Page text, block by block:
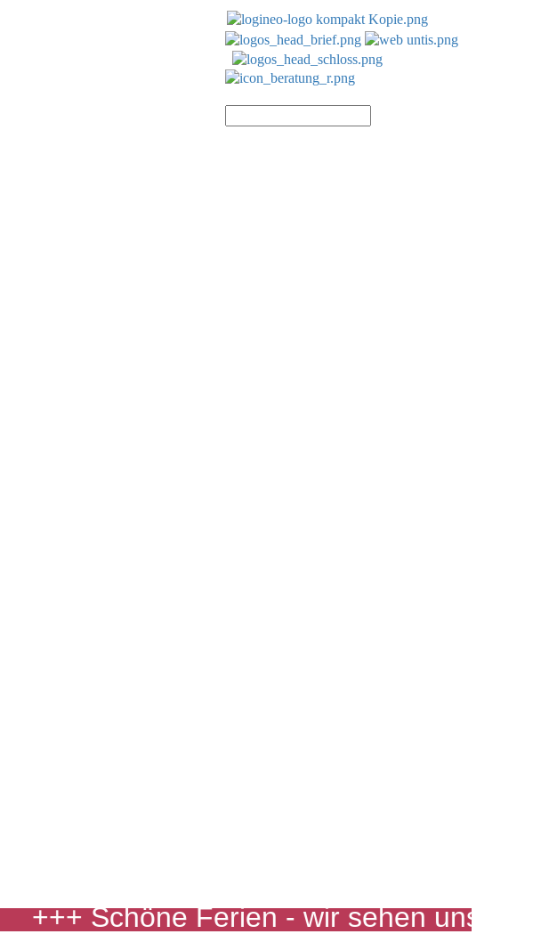
+++ Schöne Ferien - wir sehen uns am